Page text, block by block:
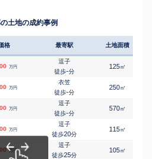
逗子
徒歩-分
万円
逗子
徒歩-分
360㎡ 120
逗子
徒歩-分
逗子
徒歩-分
逗子
徒歩-分
土地の成約事例
格 最寄駅 土地面積
万円
逗子
徒歩-分
125㎡
万円
衣笠
徒歩-分
250㎡
万円
逗子
徒歩-分
570㎡
万円
逗子
徒歩20分
115㎡
万円
逗子
徒歩25分
105㎡